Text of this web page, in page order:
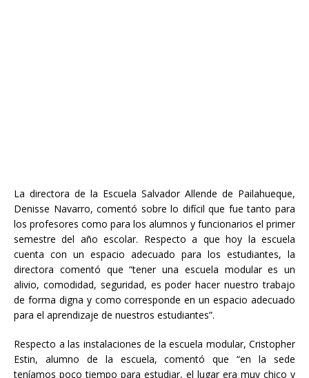
La directora de la Escuela Salvador Allende de Pailahueque,
Denisse Navarro, comentó sobre lo difícil que fue tanto para
los profesores como para los alumnos y funcionarios el primer
semestre del año escolar. Respecto a que hoy la escuela
cuenta con un espacio adecuado para los estudiantes, la
directora comentó que “tener una escuela modular es un
alivio, comodidad, seguridad, es poder hacer nuestro trabajo
de forma digna y como corresponde en un espacio adecuado
para el aprendizaje de nuestros estudiantes”.
Respecto a las instalaciones de la escuela modular, Cristopher
Estin, alumno de la escuela, comentó que “en la sede
teníamos poco tiempo para estudiar, el lugar era muy chico y